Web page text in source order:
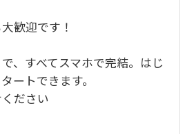
歓迎です！
、すべてスマホで完結。はじ
ートできます。
ださい